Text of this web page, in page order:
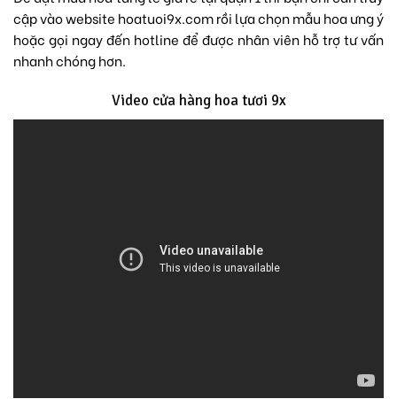
cập vào website hoatuoi9x.comrồi lựa chọn mẫu hoa ưng ý
hoặc gọi ngay đến hotline để được nhân viên hỗ trợ tư vấn
nhanh chóng hơn.
Video cửa hàng hoa tươi 9x